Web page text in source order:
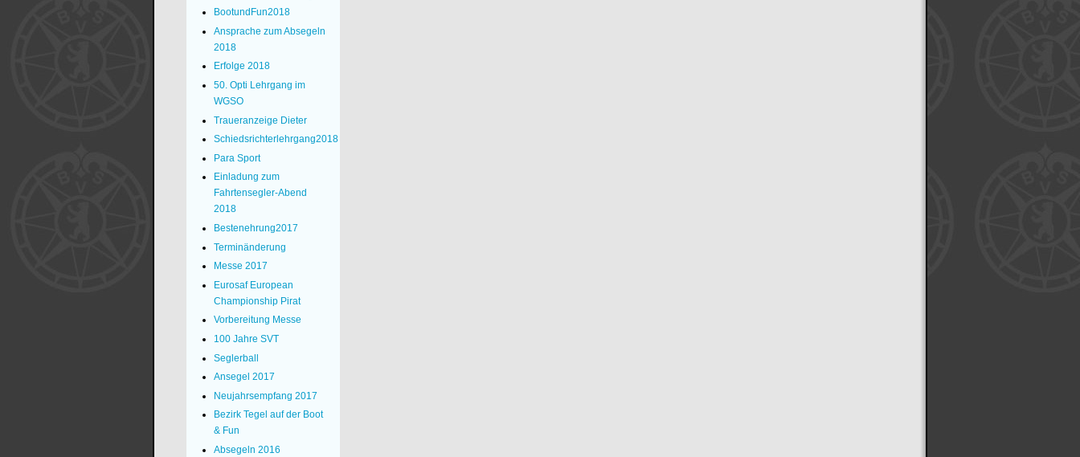
BootundFun2018
Ansprache zum Absegeln
2018
Erfolge 2018
50. Opti Lehrgang im
WGSO
Traueranzeige Dieter
Schiedsrichterlehrgang2018
Para Sport
Einladung zum
Fahrtensegler-Abend
2018
Bestenehrung2017
Terminänderung
Messe 2017
Eurosaf European
Championship Pirat
Vorbereitung Messe
100 Jahre SVT
Seglerball
Ansegel 2017
Neujahrsempfang 2017
Bezirk Tegel auf der Boot
& Fun
Absegeln 2016